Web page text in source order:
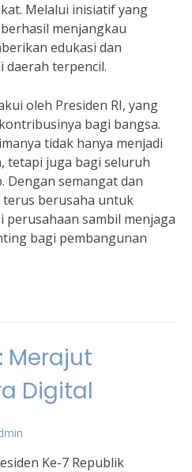
Melalui inisiatif yang
menjangkau
edukasi dan
daerah terpencil.
oleh Presiden RI, yang
bagi bangsa.
tidak hanya menjadi
tetapi juga bagi seluruh
Dengan semangat dan
terus berusaha untuk
perusahaan sambil menjaga
bagi pembangunan
Merajut
Digital
Ke-7 Republik